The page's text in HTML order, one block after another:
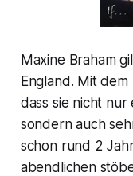
Maxine Braham
England. Mit dem
dass sie nicht
sondern auch
schon rund 2
abendlichen